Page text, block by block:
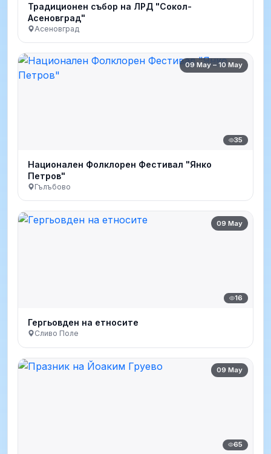
Традиционен събор на ЛРД "Сокол-
Асеновград"
Асеновград
09 May – 10 May
35
Национален Фолклорен Фестивал "Янко
Петров"
Гълъбово
09 May
16
Гергьовден на етносите
Сливо Поле
09 May
65